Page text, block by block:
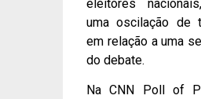
eleitores
uma oscilação de
em relação a uma
do debate.
Na CNN Poll of